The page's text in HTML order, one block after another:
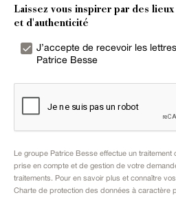
Laissez vous inspirer par des
et d'authenticité
J’accepte de recevoir les
Patrice Besse
Le groupe Patrice Besse effectue un
prise en compte et de gestion de votre
traitements. Pour en savoir plus et connaître
Charte de protection des données à caractère